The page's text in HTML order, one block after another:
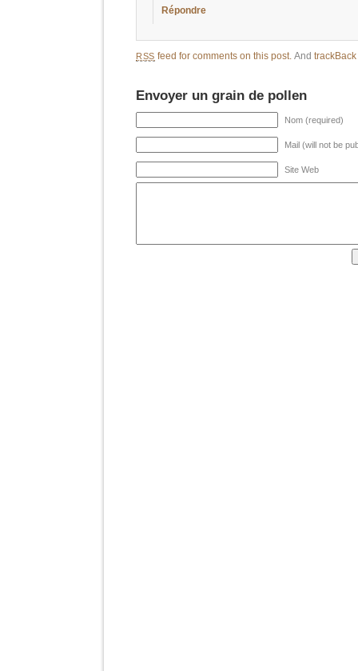
Répondre
RSS feed for comments on this post. And
Envoyer un grain de pollen
Nom (required)
Mail (will not be
Site Web